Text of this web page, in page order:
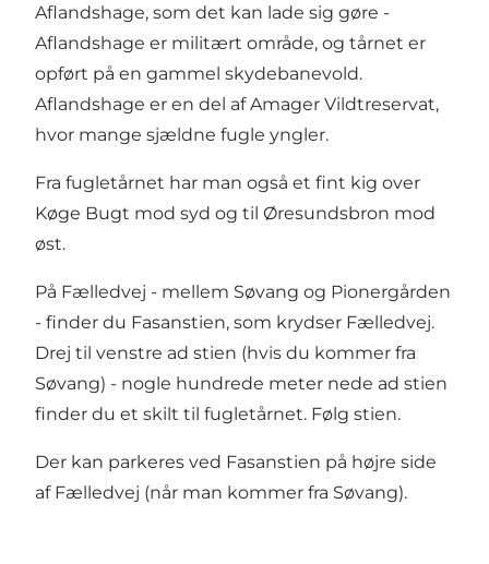
Aflandshage, som det kan lade sig gøre -
Aflandshage er militært område, og tårnet er
opført på en gammel skydebanevold.
Aflandshage er en del af Amager Vildtreservat,
hvor mange sjældne fugle yngler.
Fra fugletårnet har man også et fint kig over
Køge Bugt mod syd og til Øresundsbron mod
øst.
På Fælledvej - mellem Søvang og Pionergården
- finder du Fasanstien, som krydser Fælledvej.
Drej til venstre ad stien (hvis du kommer fra
Søvang) - nogle hundrede meter nede ad stien
finder du et skilt til fugletårnet. Følg stien.
Der kan parkeres ved Fasanstien på højre side
af Fælledvej (når man kommer fra Søvang).